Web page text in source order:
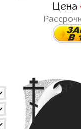
Цена